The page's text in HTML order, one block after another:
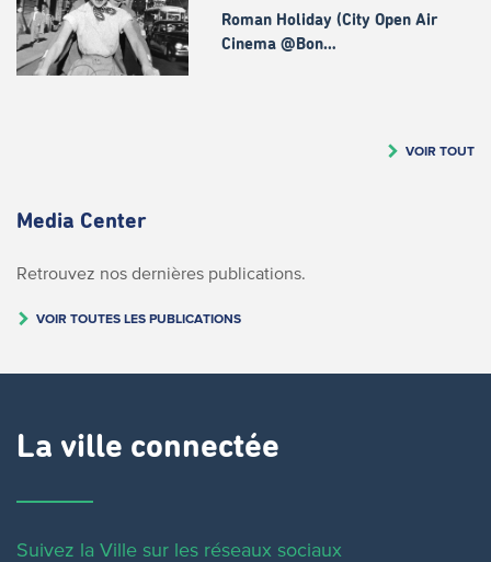
Roman Holiday (City Open Air
Cinema @Bon…
VOIR TOUT
Media Center
Retrouvez nos dernières publications.
VOIR TOUTES LES PUBLICATIONS
La ville connectée
Suivez la Ville sur les réseaux sociaux